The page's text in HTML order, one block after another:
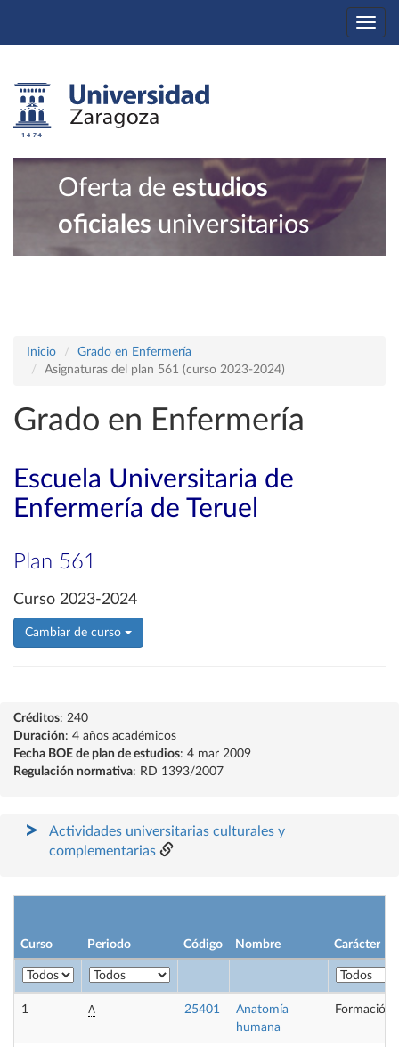
Oferta de estudios
oficiales universitarios
Inicio
Grado en Enfermería
Asignaturas del plan 561 (curso 2023-2024)
Grado en Enfermería
Escuela Universitaria de
Enfermería de Teruel
Plan 561
Curso 2023-2024
Cambiar de curso
Créditos: 240
Duración: 4 años académicos
Fecha BOE de plan de estudios: 4 mar 2009
Regulación normativa: RD 1393/2007
Actividades universitarias culturales y
complementarias
Curso Periodo Código Nombre Carácter
1 A 25401
Anatomía
humana
Formación